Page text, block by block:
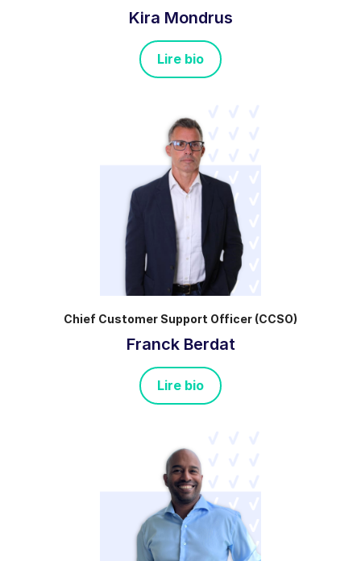
Kira Mondrus
Lire bio
Chief Customer Support Officer (CCSO)
Franck Berdat
Lire bio